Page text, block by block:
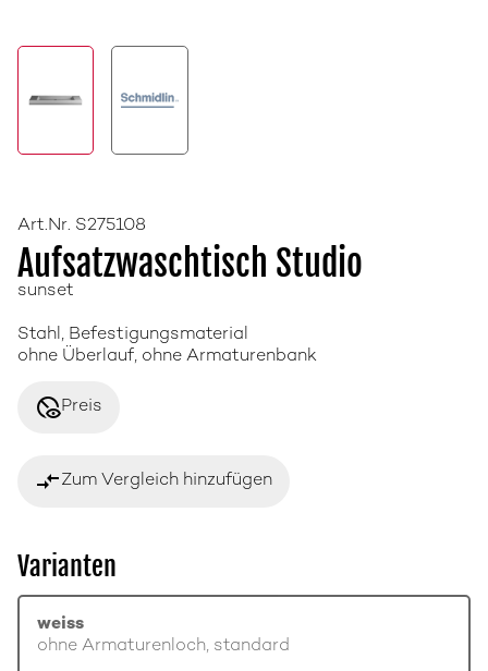
Art.Nr. S275108
Aufsatzwaschtisch Studio
sunset
Stahl, Befestigungsmaterial
ohne Überlauf, ohne Armaturenbank
disabled_visiblePreis
compare_arrowsZum Vergleich hinzufügen
Varianten
weiss
ohne Armaturenloch, standard